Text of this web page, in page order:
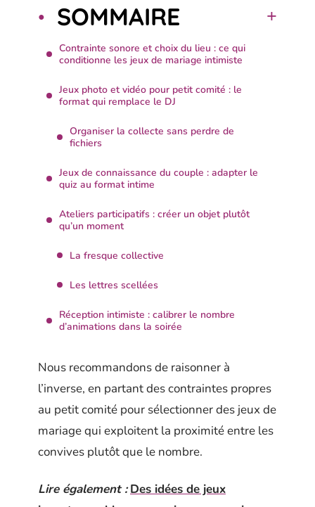
SOMMAIRE
Contrainte sonore et choix du lieu : ce qui
conditionne les jeux de mariage intimiste
Jeux photo et vidéo pour petit comité : le
format qui remplace le DJ
Organiser la collecte sans perdre de
fichiers
Jeux de connaissance du couple : adapter le
quiz au format intime
Ateliers participatifs : créer un objet plutôt
qu’un moment
La fresque collective
Les lettres scellées
Réception intimiste : calibrer le nombre
d’animations dans la soirée
Nous recommandons de raisonner à
l’inverse, en partant des contraintes propres
au petit comité pour sélectionner des jeux de
mariage qui exploitent la proximité entre les
convives plutôt que le nombre.
Lire également : Des idées de jeux